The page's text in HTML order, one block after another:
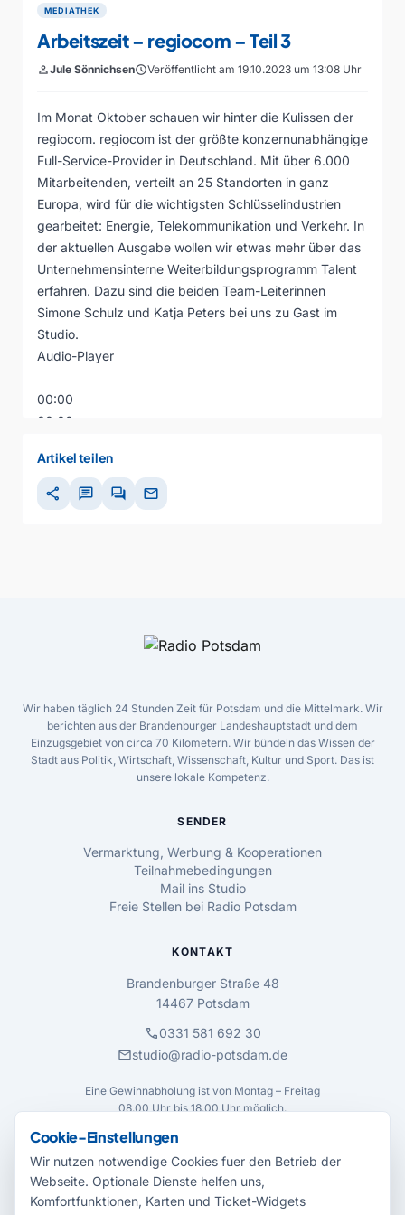
MEDIATHEK
Arbeitszeit – regiocom – Teil 3
personJule SönnichsenscheduleVeröffentlicht am 19.10.2023 um 13:08 Uhr
Im Monat Oktober schauen wir hinter die Kulissen der
regiocom. regiocom ist der größte konzernunabhängige
Full-Service-Provider in Deutschland. Mit über 6.000
Mitarbeitenden, verteilt an 25 Standorten in ganz
Europa, wird für die wichtigsten Schlüsselindustrien
gearbeitet: Energie, Telekommunikation und Verkehr. In
der aktuellen Ausgabe wollen wir etwas mehr über das
Unternehmensinterne Weiterbildungsprogramm Talent
erfahren. Dazu sind die beiden Team-Leiterinnen
Simone Schulz und Katja Peters bei uns zu Gast im
Studio.
Audio-Player
00:00
00:00
Artikel teilen
share chat forum mail
Wir haben täglich 24 Stunden Zeit für Potsdam und die Mittelmark. Wir
berichten aus der Brandenburger Landeshauptstadt und dem
Einzugsgebiet von circa 70 Kilometern. Wir bündeln das Wissen der
Stadt aus Politik, Wirtschaft, Wissenschaft, Kultur und Sport. Das ist
unsere lokale Kompetenz.
SENDER
Vermarktung, Werbung & Kooperationen
Teilnahmebedingungen
Mail ins Studio
Freie Stellen bei Radio Potsdam
KONTAKT
Brandenburger Straße 48
14467 Potsdam
call0331 581 692 30
mailstudio@radio-potsdam.de
Eine Gewinnabholung ist von Montag – Freitag
08.00 Uhr bis 18.00 Uhr möglich.
accessibility_newEinstellungen öffnen
Cookie-Einstellungen
Wir nutzen notwendige Cookies fuer den Betrieb der
Webseite. Optionale Dienste helfen uns,
Komfortfunktionen, Karten und Ticket-Widgets